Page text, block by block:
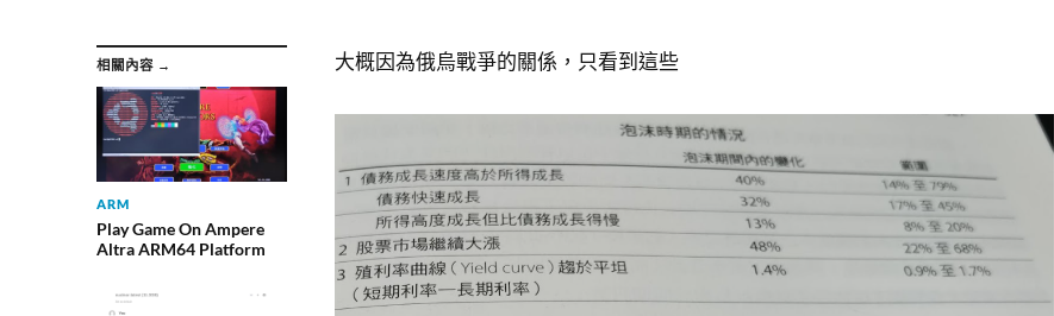
相關內容 →
ARM
Play Game On Ampere
Altra ARM64 Platform
大概因為俄烏戰爭的關係，只看到這些